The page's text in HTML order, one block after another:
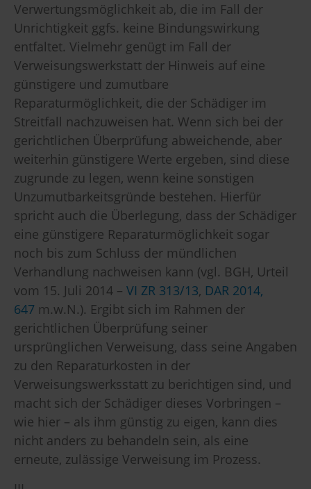
Verwertungsmöglichkeit ab, die im Fall der
Unrichtigkeit ggfs. keine Bindungswirkung
entfaltet. Vielmehr genügt im Fall der
Verweisungswerkstatt der Hinweis auf eine
günstigere und zumutbare
Reparaturmöglichkeit, die der Schädiger im
Streitfall nachzuweisen hat. Wenn sich bei der
gerichtlichen Überprüfung abweichende, aber
weiterhin günstigere Werte ergeben, sind diese
zugrunde zu legen, wenn keine sonstigen
Unzumutbarkeitsgründe bestehen. Hierfür
spricht auch die Überlegung, dass der Schädiger
eine günstigere Reparaturmöglichkeit sogar
noch bis zum Schluss der mündlichen
Verhandlung nachweisen kann (vgl. BGH, Urteil
vom 15. Juli 2014 – VI ZR 313/13, DAR 2014,
647 m.w.N.). Ergibt sich im Rahmen der
gerichtlichen Überprüfung seiner
ursprünglichen Verweisung, dass seine Angaben
zu den Reparaturkosten in der
Verweisungswerksstatt zu berichtigen sind, und
macht sich der Schädiger dieses Vorbringen –
wie hier – als ihm günstig zu eigen, kann dies
nicht anders zu behandeln sein, als eine
erneute, zulässige Verweisung im Prozess.